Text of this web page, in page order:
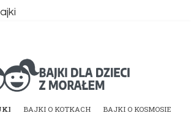
dla dzieci z
BAJKI O KOTKACH BAJKI O KOSMOSIE